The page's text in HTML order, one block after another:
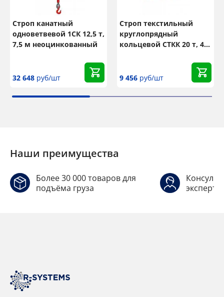
Строп канатный
одноветвевой 1СК 12,5 т,
7,5 м неоцинкованный
32 648 руб/шт
Строп текстильный
круглопрядный
кольцевой СТКК 20 т, 4
9 456 руб/шт
Наши преимущества
Более 30 000 товаров для
подъёма груза